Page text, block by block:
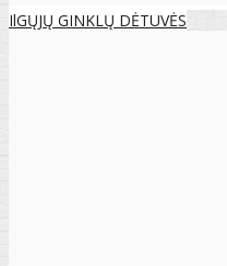
IlGŲJŲ GINKLŲ DĖTUVĖS